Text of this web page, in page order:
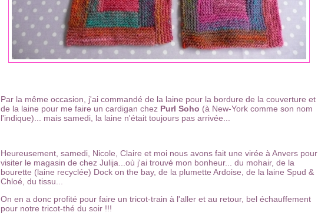
Par la même occasion, j'ai commandé de la laine pour la bordure de la couverture et
de la laine pour me faire un cardigan chez Purl Soho (à New-York comme son nom
l'indique)... mais samedi, la laine n'était toujours pas arrivée...
Heureusement, samedi, Nicole, Claire et moi nous avons fait une virée à Anvers pour
visiter le magasin de chez Julija...où j'ai trouvé mon bonheur... du mohair, de la
bourette (laine recyclée) Dock on the bay, de la plumette Ardoise, de la laine Spud &
Chloé, du tissu...
On en a donc profité pour faire un tricot-train à l'aller et au retour, bel échauffement
pour notre tricot-thé du soir !!!